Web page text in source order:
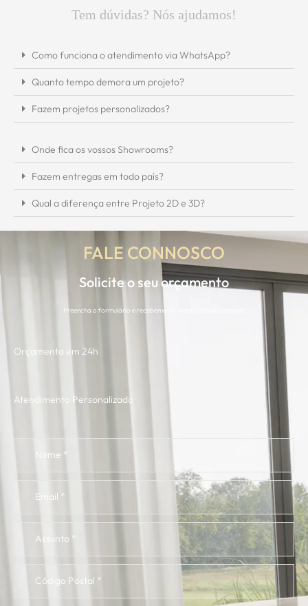
Tem dúvidas? Nós ajudamos!
Como funciona o atendimento via WhatsApp?
Quanto tempo demora um projeto?
Fazem projetos personalizados?
Onde fica os vossos Showrooms?
Fazem entregas em todo país?
Qual a diferença entre Projeto 2D e 3D?
FALE CONNOSCO
Solicite o seu orçamento
Preencha o formulário e recebemo-lo o mais rápido possível.
Orçamento em 24h
Atendimento Personalizado